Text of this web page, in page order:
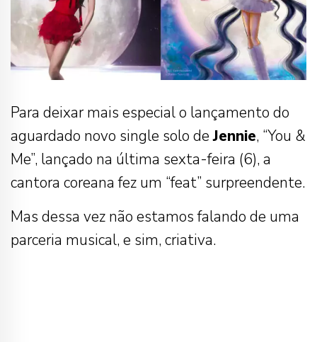
Para deixar mais especial o lançamento do
aguardado novo single solo deJennie, “You &
Me”, lançado na última sexta-feira (6), a
cantora coreana fez um “feat” surpreendente.
Mas dessa vez não estamos falando de uma
parceria musical, e sim, criativa.